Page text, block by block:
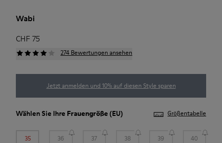
Wabi
CHF 75
274 Bewertungen ansehen
Jetzt anmelden und 10% auf diesen Style sparen
Wählen Sie Ihre Frauengröße (EU) Größentabelle
35 36 37 38 39 40